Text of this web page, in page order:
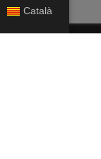
Català